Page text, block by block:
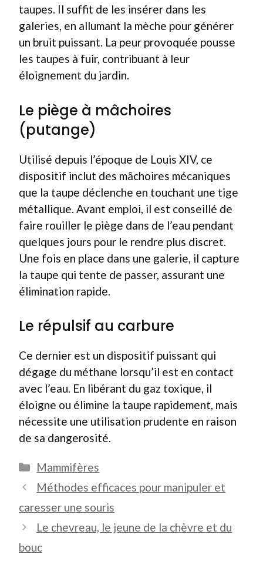
taupes. Il suffit de les insérer dans les
galeries, en allumant la mèche pour générer
un bruit puissant. La peur provoquée pousse
les taupes à fuir, contribuant à leur
éloignement du jardin.
Le piège à mâchoires
(putange)
Utilisé depuis l’époque de Louis XIV, ce
dispositif inclut des mâchoires mécaniques
que la taupe déclenche en touchant une tige
métallique. Avant emploi, il est conseillé de
faire rouiller le piège dans de l’eau pendant
quelques jours pour le rendre plus discret.
Une fois en place dans une galerie, il capture
la taupe qui tente de passer, assurant une
élimination rapide.
Le répulsif au carbure
Ce dernier est un dispositif puissant qui
dégage du méthane lorsqu’il est en contact
avec l’eau. En libérant du gaz toxique, il
éloigne ou élimine la taupe rapidement, mais
nécessite une utilisation prudente en raison
de sa dangerosité.
Catégories
Mammifères
Méthodes efficaces pour manipuler et
caresser une souris
Le chevreau, le jeune de la chèvre et du
bouc